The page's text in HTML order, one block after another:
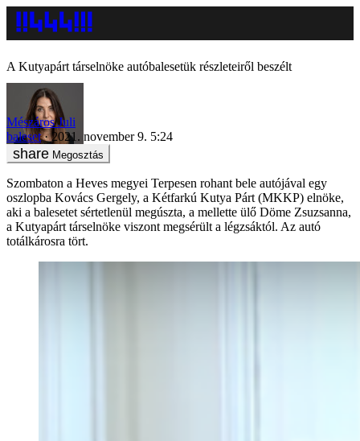
A Kutyapárt társelnöke autóbalesetük részleteiről beszélt
Mészáros Juli
baleset
2021. november 9. 5:24
Megosztás
Szombaton a Heves megyei Terpesen rohant bele autójával egy
oszlopba Kovács Gergely, a Kétfarkú Kutya Párt (MKKP) elnöke,
aki a balesetet sértetlenül megúszta, a mellette ülő Döme Zsuzsanna,
a Kutyapárt társelnöke viszont megsérült a légzsáktól. Az autó
totálkárosra tört.